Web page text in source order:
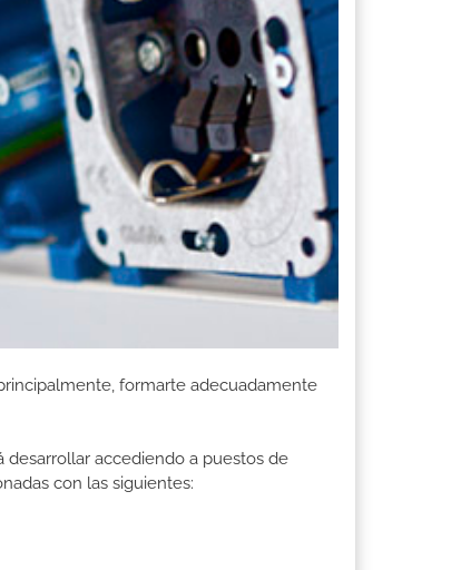
formarte adecuadamente
desarrollar accediendo a puestos de
con las siguientes: